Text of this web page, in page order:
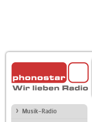
Musik-Radio